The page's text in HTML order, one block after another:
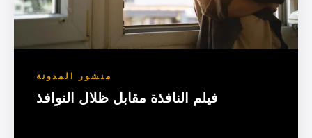
منشور المدونة
فيلم النافذة مقابل ظلال النوافذ